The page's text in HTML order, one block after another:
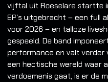
vijftal uit Roeselare startte
EP’s uitgebracht – een full
voor 2026 – en talloze
gespeeld. De band
performance en valt verder
een hectische wereld waar
verdoemenis gaat, is er de